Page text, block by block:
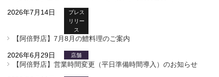
2026年7月14日
プレス
リリー
ス
【阿倍野店】7月8月の鱧料理のご案内
2026年6月29日 店舗
【阿倍野店】営業時間変更（平日準備時間導入）のお知らせ